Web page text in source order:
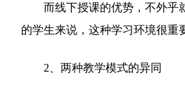
而线下授课的优势，不外乎就
的学生来说，这种学习环境很重
2、两种教学模式的异同